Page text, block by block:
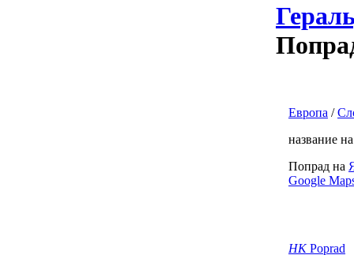
Европа /
название
Попрад на
Google
HKPoprad